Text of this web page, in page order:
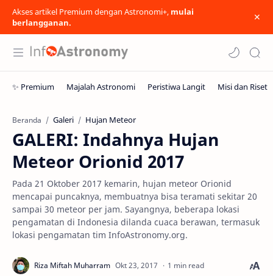
Akses artikel Premium dengan Astronomi+, mulai
berlangganan.
Beranda Galeri Hujan Meteor
GALERI: Indahnya Hujan
Meteor Orionid 2017
Pada 21 Oktober 2017 kemarin, hujan meteor Orionid
mencapai puncaknya, membuatnya bisa teramati sekitar 20
sampai 30 meteor per jam. Sayangnya, beberapa lokasi
pengamatan di Indonesia dilanda cuaca berawan, termasuk
lokasi pengamatan tim InfoAstronomy.org.
1 min read